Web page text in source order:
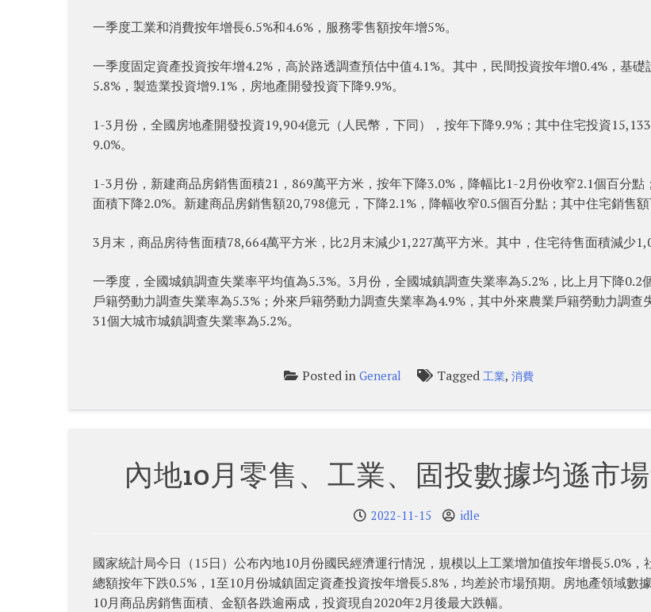
一季度工業和消費按年增長6.5%和4.6%，服務零售額按年增5%。
一季度固定資產投資按年增4.2%，高於路透調查預估中值4.1%。其中，民間投資按年增0.4%，基礎
5.8%，製造業投資增9.1%，房地產開發投資下降9.9%。
1-3月份，全國房地產開發投資19,904億元（人民幣，下同），按年下降9.9%；其中住宅投資
9.0%。
1-3月份，新建商品房銷售面積21，869萬平方米，按年下降3.0%，降幅比1-2月份收窄2.1個百分點
面積下降2.0%。新建商品房銷售額20,798億元，下降2.1%，降幅收窄0.5個百分點；其中住宅銷售
3月末，商品房待售面積78,664萬平方米，比2月末減少1,227萬平方米。其中，住宅待售面積減少
一季度，全國城鎮調查失業率平均值為5.3%。3月份，全國城鎮調查失業率為5.2%，比上月下降0.2
戶籍勞動力調查失業率為5.3%；外來戶籍勞動力調查失業率為4.9%，其中外來農業戶籍勞動力調查
31個大城市城鎮調查失業率為5.2%。
Posted inGeneral Tagged工業,消費
內地10月零售、工業、固投數據均遜市
2022-11-15 idle
國家統計局今日（15日）公布內地10月份國民經濟運行情況，規模以上工業增加值按年增長5.0%，
總額按年下跌0.5%，1至10月份城鎮固定資產投資按年增長5.8%，均差於市場預期。房地產領域數
10月商品房銷售面積、金額各跌逾兩成，投資現自2020年2月後最大跌幅。